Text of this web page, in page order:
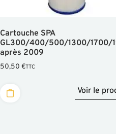
Cartouche SPA
GL300/400/500/1300/1700/
après 2009
50,50 €TTC
Voir le